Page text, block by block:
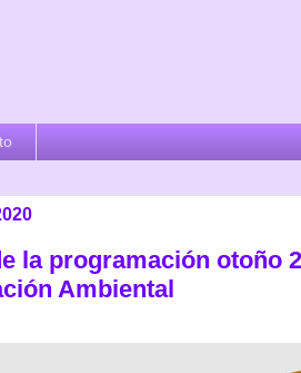
la programación otoño
Ambiental